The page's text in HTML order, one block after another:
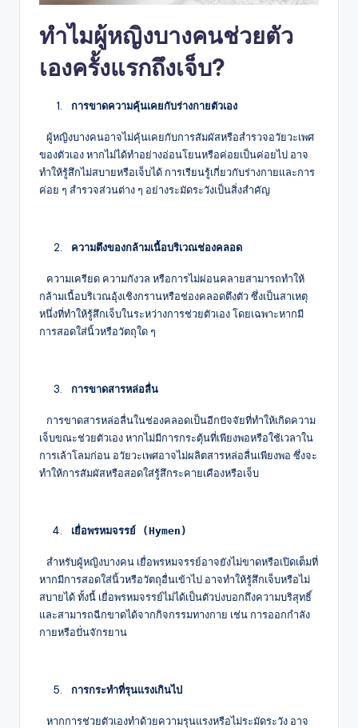
ทำไมผู้หญิงบางคนช่วยตัว
เองครั้งแรกถึงเจ็บ?
การขาดความคุ้นเคยกับร่างกายตัวเอง
ผู้หญิงบางคนอาจไม่คุ้นเคยกับการสัมผัสหรือสำรวจอวัยวะเพศ
ของตัวเอง หากไม่ได้ทำอย่างอ่อนโยนหรือค่อยเป็นค่อยไป อาจ
ทำให้รู้สึกไม่สบายหรือเจ็บได้ การเรียนรู้เกี่ยวกับร่างกายและการ
ค่อย ๆ สำรวจส่วนต่าง ๆ อย่างระมัดระวังเป็นสิ่งสำคัญ
ความตึงของกล้ามเนื้อบริเวณช่องคลอด
ความเครียด ความกังวล หรือการไม่ผ่อนคลายสามารถทำให้
กล้ามเนื้อบริเวณอุ้งเชิงกรานหรือช่องคลอดตึงตัว ซึ่งเป็นสาเหตุ
หนึ่งที่ทำให้รู้สึกเจ็บในระหว่างการช่วยตัวเอง โดยเฉพาะหากมี
การสอดใส่นิ้วหรือวัตถุใด ๆ
การขาดสารหล่อลื่น
การขาดสารหล่อลื่นในช่องคลอดเป็นอีกปัจจัยที่ทำให้เกิดความ
เจ็บขณะช่วยตัวเอง หากไม่มีการกระตุ้นที่เพียงพอหรือใช้เวลาใน
การเล้าโลมก่อน อวัยวะเพศอาจไม่ผลิตสารหล่อลื่นเพียงพอ ซึ่งจะ
ทำให้การสัมผัสหรือสอดใส่รู้สึกระคายเคืองหรือเจ็บ
เยื่อพรหมจรรย์ (Hymen)
สำหรับผู้หญิงบางคน เยื่อพรหมจรรย์อาจยังไม่ขาดหรือเปิดเต็มที่
หากมีการสอดใส่นิ้วหรือวัตถุอื่นเข้าไป อาจทำให้รู้สึกเจ็บหรือไม่
สบายได้ ทั้งนี้ เยื่อพรหมจรรย์ไม่ได้เป็นตัวบ่งบอกถึงความบริสุทธิ์
และสามารถฉีกขาดได้จากกิจกรรมทางกาย เช่น การออกกำลัง
กายหรือปั่นจักรยาน
การกระทำที่รุนแรงเกินไป
หากการช่วยตัวเองทำด้วยความรุนแรงหรือไม่ระมัดระวัง อาจ